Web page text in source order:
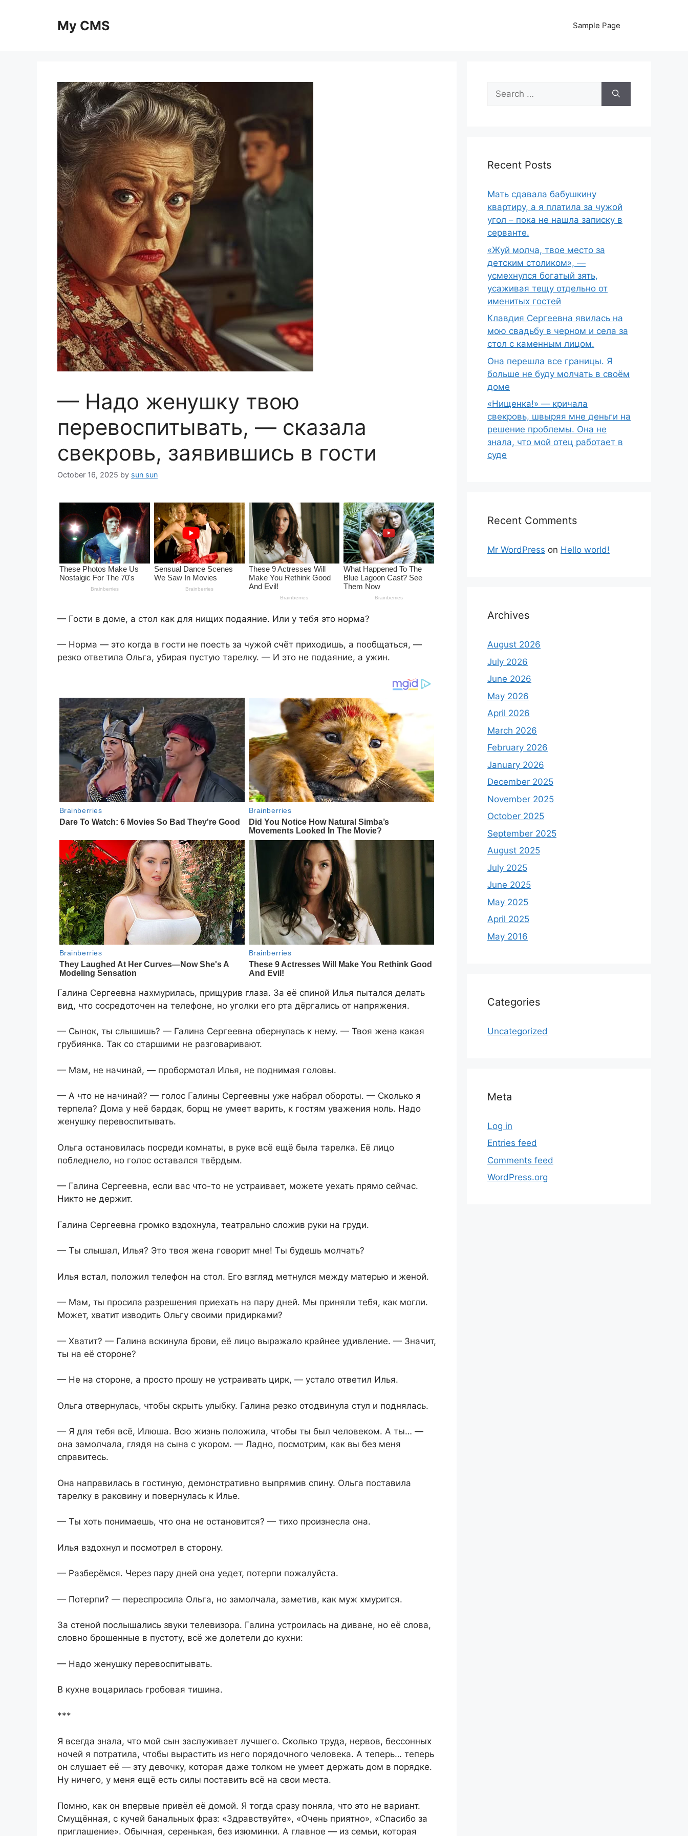
My CMS Sample Page
— Надо женушку твою
перевоспитывать, — сказала
свекровь, заявившись в гости
October 16, 2025 by sun sun
— Гости в доме, а стол как для нищих подаяние. Или у тебя это норма?
— Норма — это когда в гости не поесть за чужой счёт приходишь, а пообщаться, —
резко ответила Ольга, убирая пустую тарелку. — И это не подаяние, а ужин.
Галина Сергеевна нахмурилась, прищурив глаза. За её спиной Илья пытался делать
вид, что сосредоточен на телефоне, но уголки его рта дёргались от напряжения.
— Сынок, ты слышишь? — Галина Сергеевна обернулась к нему. — Твоя жена какая
грубиянка. Так со старшими не разговаривают.
— Мам, не начинай, — пробормотал Илья, не поднимая головы.
— А что не начинай? — голос Галины Сергеевны уже набрал обороты. — Сколько я
терпела? Дома у неё бардак, борщ не умеет варить, к гостям уважения ноль. Надо
женушку перевоспитывать.
Ольга остановилась посреди комнаты, в руке всё ещё была тарелка. Её лицо
побледнело, но голос оставался твёрдым.
— Галина Сергеевна, если вас что-то не устраивает, можете уехать прямо сейчас.
Никто не держит.
Галина Сергеевна громко вздохнула, театрально сложив руки на груди.
— Ты слышал, Илья? Это твоя жена говорит мне! Ты будешь молчать?
Илья встал, положил телефон на стол. Его взгляд метнулся между матерью и женой.
— Мам, ты просила разрешения приехать на пару дней. Мы приняли тебя, как могли.
Может, хватит изводить Ольгу своими придирками?
— Хватит? — Галина вскинула брови, её лицо выражало крайнее удивление. — Значит,
ты на её стороне?
— Не на стороне, а просто прошу не устраивать цирк, — устало ответил Илья.
Ольга отвернулась, чтобы скрыть улыбку. Галина резко отодвинула стул и поднялась.
— Я для тебя всё, Илюша. Всю жизнь положила, чтобы ты был человеком. А ты… —
она замолчала, глядя на сына с укором. — Ладно, посмотрим, как вы без меня
справитесь.
Она направилась в гостиную, демонстративно выпрямив спину. Ольга поставила
тарелку в раковину и повернулась к Илье.
— Ты хоть понимаешь, что она не остановится? — тихо произнесла она.
Илья вздохнул и посмотрел в сторону.
— Разберёмся. Через пару дней она уедет, потерпи пожалуйста.
— Потерпи? — переспросила Ольга, но замолчала, заметив, как муж хмурится.
За стеной послышались звуки телевизора. Галина устроилась на диване, но её слова,
словно брошенные в пустоту, всё же долетели до кухни:
— Надо женушку перевоспитывать.
В кухне воцарилась гробовая тишина.
***
Я всегда знала, что мой сын заслуживает лучшего. Сколько труда, нервов, бессонных
ночей я потратила, чтобы вырастить из него порядочного человека. А теперь… теперь
он слушает её — эту девочку, которая даже толком не умеет держать дом в порядке.
Ну ничего, у меня ещё есть силы поставить всё на свои места.
Помню, как он впервые привёл её домой. Я тогда сразу поняла, что это не вариант.
Смущённая, с кучей банальных фраз: «Здравствуйте», «Очень приятно», «Спасибо за
приглашение». Обычная, серенькая, без изюминки. А главное — из семьи, которая
Search
for:
Recent Posts
Мать сдавала бабушкину
квартиру, а я платила за чужой
угол – пока не нашла записку в
серванте.
«Жуй молча, твое место за
детским столиком», —
усмехнулся богатый зять,
усаживая тещу отдельно от
именитых гостей
Клавдия Сергеевна явилась на
мою свадьбу в черном и села за
стол с каменным лицом.
Она перешла все границы. Я
больше не буду молчать в своём
доме
«Нищенка!» — кричала
свекровь, швыряя мне деньги на
решение проблемы. Она не
знала, что мой отец работает в
суде
Recent Comments
Mr WordPress on Hello world!
Archives
August 2026
July 2026
June 2026
May 2026
April 2026
March 2026
February 2026
January 2026
December 2025
November 2025
October 2025
September 2025
August 2025
July 2025
June 2025
May 2025
April 2025
May 2016
Categories
Uncategorized
Meta
Log in
Entries feed
Comments feed
WordPress.org